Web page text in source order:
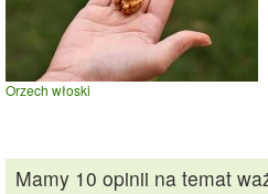
Orzech włoski
Mamy 10 opinii na temat